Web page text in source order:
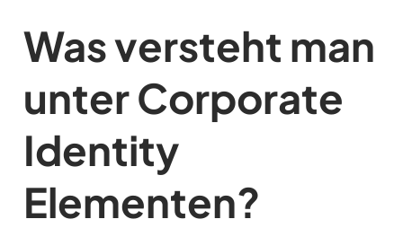
Was versteht man
unter Corporate
Identity
Elementen?